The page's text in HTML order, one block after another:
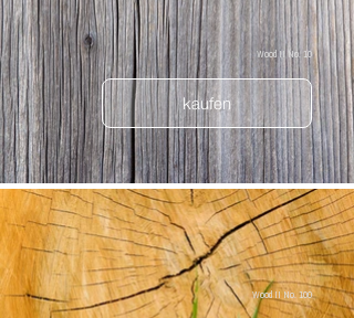
Wood II No. 10
kaufen
Wood II No. 100